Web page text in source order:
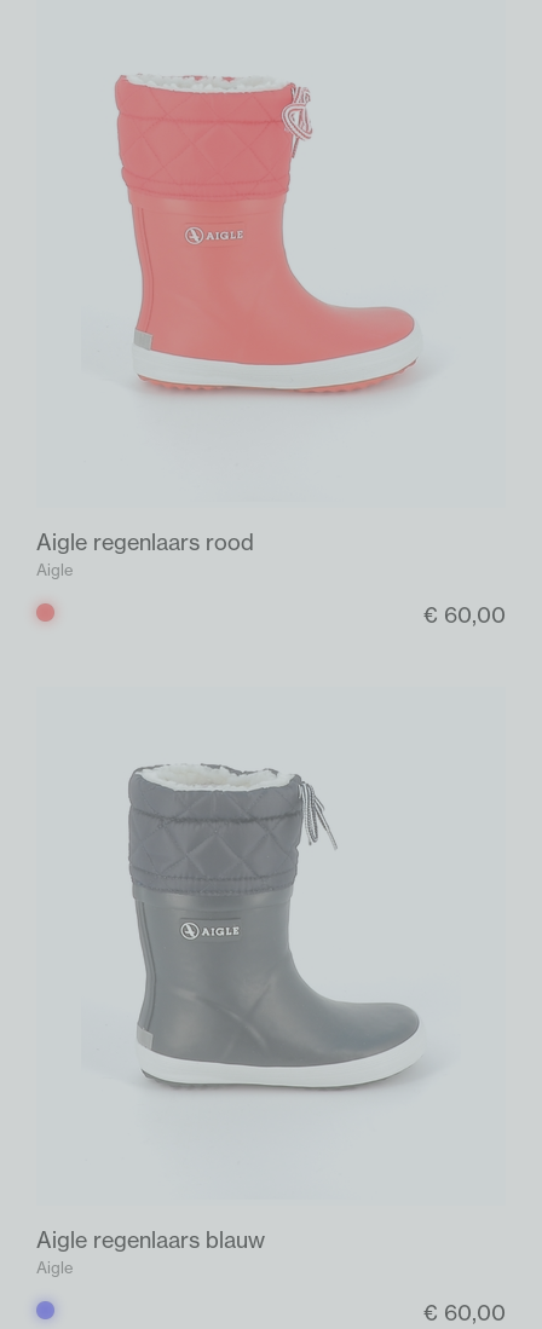
Aigle regenlaars rood
Aigle
Rood € 60,00
Aigle regenlaars blauw
Aigle
Blauw € 60,00